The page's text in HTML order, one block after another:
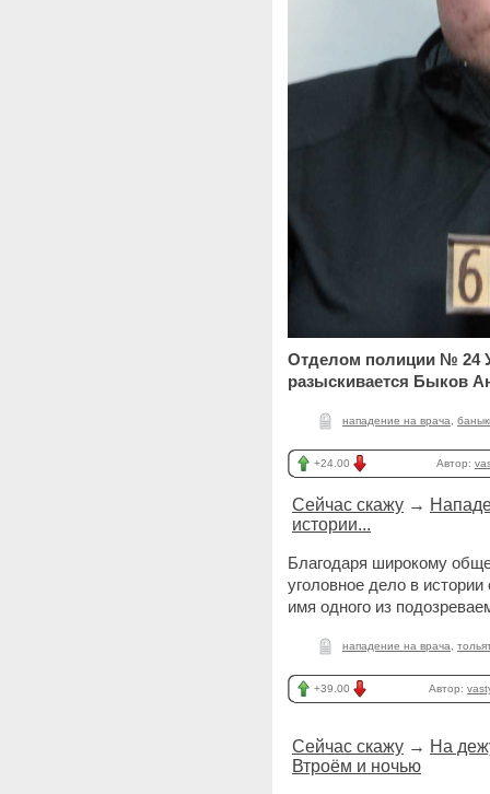
Отделом полиции № 24
разыскивается Быков
нападение на врача
+24.00 Автор:
Сейчас скажу →
истории...
Благодаря широкому
уголовное дело в
имя одного из
нападение на врача
+39.00 Автор:
Сейчас скажу → На
Втроём и ночью